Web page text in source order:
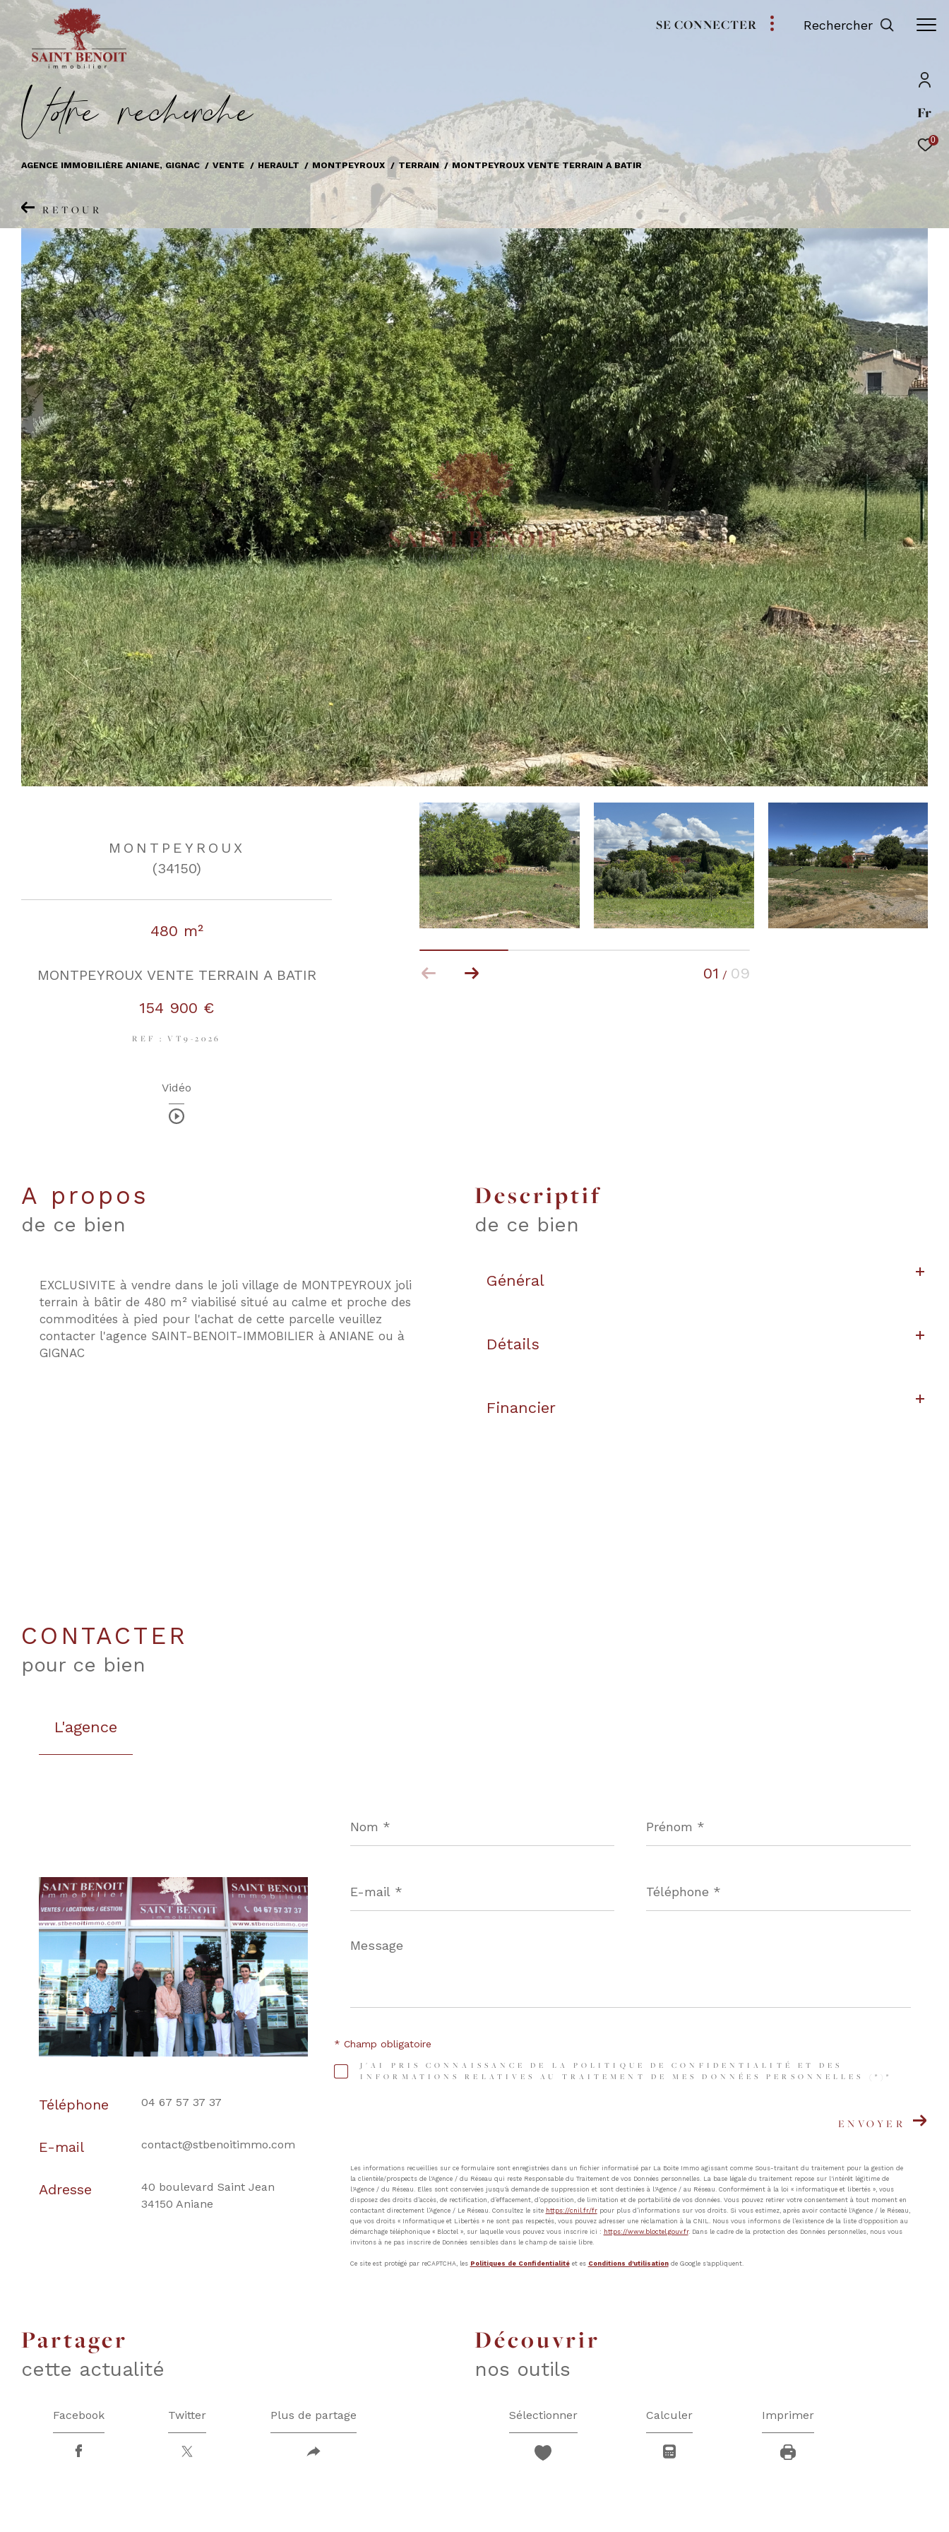
Fr
0
SE CONNECTER Rechercher
Vore recece
AGENCE IMMOBILIÈRE ANIANE, GIGNAC VENTE HERAULT MONTPEYROUX TERRAIN MONTPEYROUX VENTE TERRAIN A BATIR
RETOUR
01 / 09
MONTPEYROUX
(34150)
480 m²
MONTPEYROUX VENTE TERRAIN A BATIR
154 900 €
REF : VT9-2026
Vidéo
a propos
de ce bien
EXCLUSIVITE à vendre dans le joli village de MONTPEYROUX joli
terrain à bâtir de 480 m² viabilisé situé au calme et proche des
commoditées à pied pour l'achat de cette parcelle veuillez
contacter l'agence SAINT-BENOIT-IMMOBILIER à ANIANE ou à
GIGNAC
descriptif
de ce bien
Général
Détails
Financier
CONTACTER
pour ce bien
L'agence
Téléphone 04 67 57 37 37
E-mail contact@stbenoitimmo.com
Adresse
40 boulevard Saint Jean
34150 Aniane
*
*
mail
*
*
Message
*
J'AI PRIS CONNAISSANCE DE LA POLITIQUE DE CONFIDENTIALITÉ ET DES
INFORMATIONS RELATIVES AU TRAITEMENT DE MES DONNÉES PERSONNELLES (*)*
* Champ obligatoire
ENVOYER
Les informations recueillies sur ce formulaire sont enregistrées dans un fichier informatisé par La Boite Immo agissant comme Sous-traitant du traitement pour la gestion de
la clientèle/prospects de l'Agence / du Réseau qui reste Responsable du Traitement de vos Données personnelles. La base légale du traitement repose sur l'intérêt légitime de
l'Agence / du Réseau. Elles sont conservées jusqu'à demande de suppression et sont destinées à l'Agence / au Réseau. Conformément à la loi « informatique et libertés », vous
disposez des droits d’accès, de rectification, d’effacement, d’opposition, de limitation et de portabilité de vos données. Vous pouvez retirer votre consentement à tout moment en
contactant directement l’Agence / Le Réseau. Consultez le site https://cnil.fr/frpour plus d’informations sur vos droits. Si vous estimez, après avoir contacté l'Agence / le Réseau,
que vos droits « Informatique et Libertés » ne sont pas respectés, vous pouvez adresser une réclamation à la CNIL. Nous vous informons de l’existence de la liste d'opposition au
démarchage téléphonique « Bloctel », sur laquelle vous pouvez vous inscrire ici : https://www.bloctel.gouv.fr. Dans le cadre de la protection des Données personnelles, nous vous
invitons à ne pas inscrire de Données sensibles dans le champ de saisie libre.
Ce site est protégé par reCAPTCHA, les Politiques de Confidentialitéet es Conditions d'utilisationde Google s'appliquent.
partager
cette actualité
Facebook Twitter Plus de partage
découvrir
nos outils
Sélectionner Calculer Imprimer